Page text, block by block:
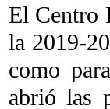
El Centro
la 2019-
como
abrió las